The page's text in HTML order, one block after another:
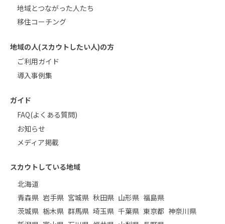
地域とつながった人たち
移住コーチング
地域の人(スカウトしたい人)の方
ご利用ガイド
導入事例集
ガイド
FAQ(よくある質問)
お知らせ
メディア掲載
スカウトしている地域
北海道
青森県 岩手県 宮城県 秋田県 山形県 福島県
茨城県 栃木県 群馬県 埼玉県 千葉県 東京都 神奈川県